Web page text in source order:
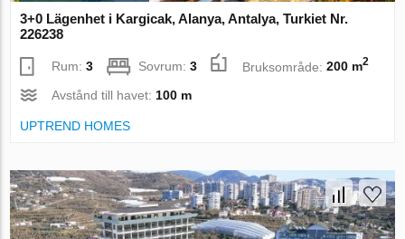
3+0 Lägenhet i Kargicak, Alanya, Antalya, Turkiet Nr.
226238
Rum:3 Sovrum:3 Bruksområde:200 m2
Avstånd till havet:100 m
UPTREND HOMES